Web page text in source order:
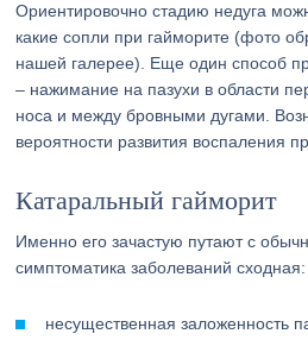
Ориентировочно стадию недуга
какие сопли при гайморите (фото
нашей галерее). Еще один способ
– нажимание на пазухи в области
носа и между бровными дугами.
вероятности развития воспаления
Катаральный гайморит
Именно его зачастую путают с
симптоматика заболеваний сходная:
несущественная заложенность